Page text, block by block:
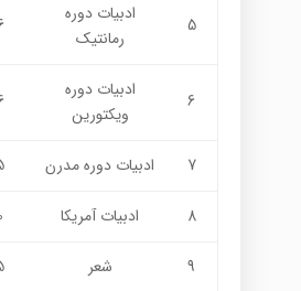
5
ادبیات دوره
رمانتیک
6
ادبیات دوره
ویکتورین
7 ادبیات دوره مدرن
8 ادبیات آمریکا
9 شعر